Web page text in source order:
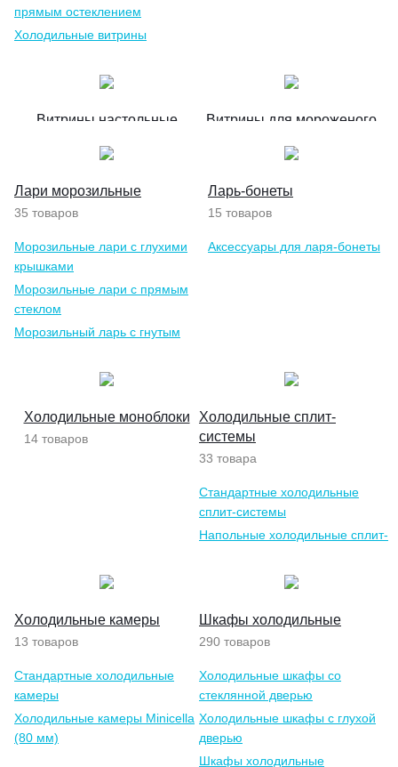
прямым остеклением
Холодильные витрины
Витрины настольные Витрины для мороженого
Лари морозильные
35 товаров
Морозильные лари с глухими
крышками
Морозильные лари с прямым
стеклом
Морозильный ларь с гнутым
Ларь-бонеты
15 товаров
Аксессуары для ларя-бонеты
Холодильные моноблоки
14 товаров
Холодильные сплит-
системы
33 товара
Стандартные холодильные
сплит-системы
Напольные холодильные сплит-
Холодильные камеры
13 товаров
Стандартные холодильные
камеры
Холодильные камеры Minicella
(80 мм)
Шкафы холодильные
290 товаров
Холодильные шкафы со
стеклянной дверью
Холодильные шкафы с глухой
дверью
Шкафы холодильные